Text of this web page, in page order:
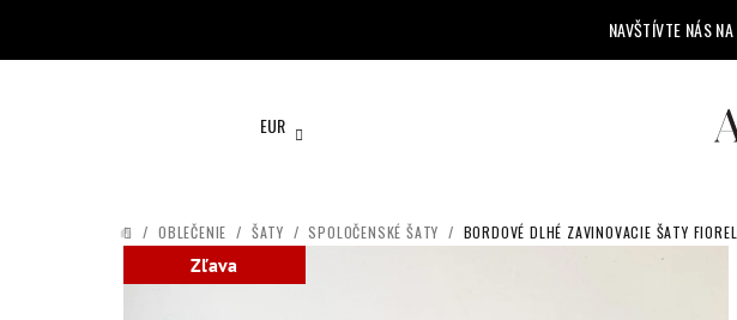
NAVŠTÍVTE NÁS
EUR
DOMOV
/ OBLEČENIE / ŠATY / SPOLOČENSKÉ ŠATY / BORDOVÉ DLHÉ ZAVINOVACIE ŠATY
Zľava